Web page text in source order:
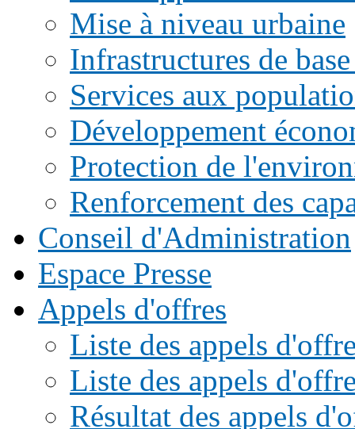
Mise à niveau urbaine
Infrastructures de
Services aux
Développement
Protection de
Renforcement des
Conseil d'Administration
Espace Presse
Appels d'offres
Liste des appels
Liste des appels
Résultat des appels